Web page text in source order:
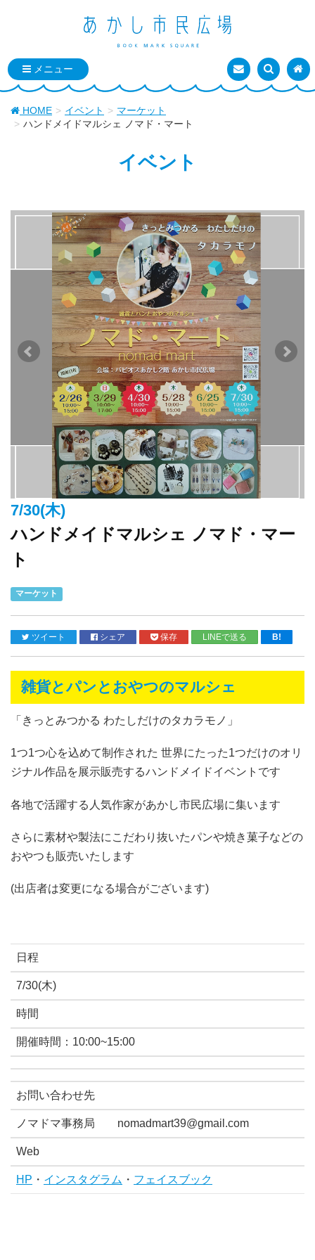
お問い合わせ
検索を表
ト
HOME イベント
マーケット
ハンドメイドマルシェ ノマド・マート
イベント
7/30(木)
ハンドメイドマルシェ ノマド・マー
ト
マーケット
ツイート シェア 保存 LINEで送る B!
雑貨とパンとおやつのマルシェ
「きっとみつかる わたしだけのタカラモノ」
1つ1つ心を込めて制作された 世界にたった1つだけのオリ
ジナル作品を展示販売するハンドメイドイベントです
各地で活躍する人気作家があかし市民広場に集います
さらに素材や製法にこだわり抜いたパンや焼き菓子などの
おやつも販売いたします
(出店者は変更になる場合がございます)
日程
7/30(木)
時間
開催時間：10:00~15:00
お問い合わせ先
ノマドマ事務局 nomadmart39@gmail.com
Web
HP ・ インスタグラム ・ フェイスブック